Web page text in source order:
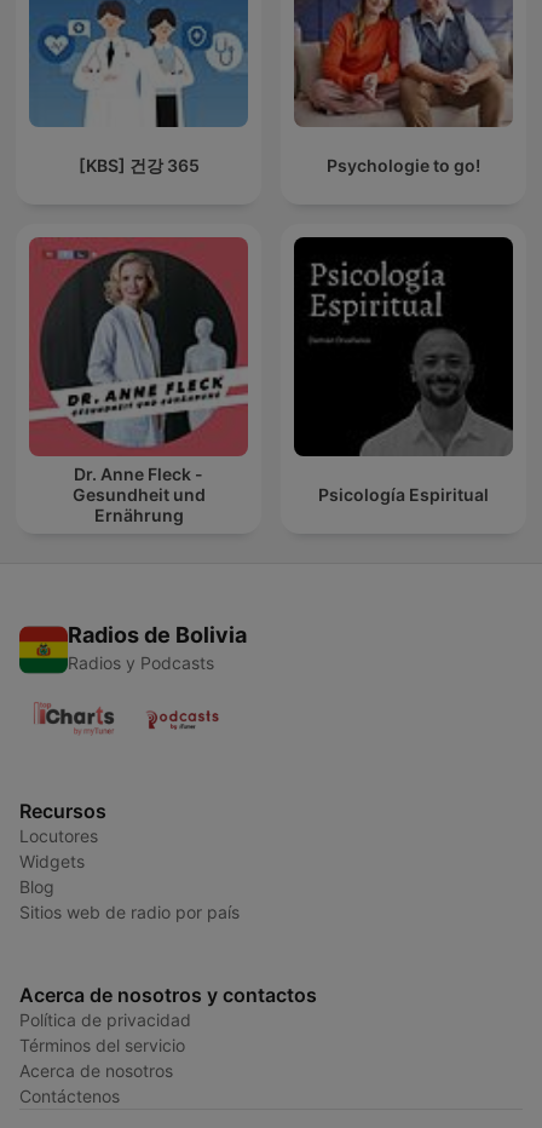
[KBS] 건강 365 Psychologie to go!
Dr. Anne Fleck -
Gesundheit und
Ernährung
Psicología Espiritual
Radios de Bolivia
Radios y Podcasts
Recursos
Locutores
Widgets
Blog
Sitios web de radio por país
Acerca de nosotros y contactos
Política de privacidad
Términos del servicio
Acerca de nosotros
Contáctenos